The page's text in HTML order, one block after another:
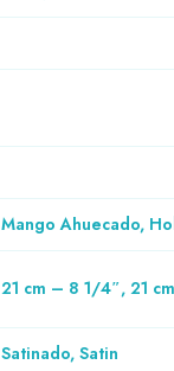
Mango Ahuecado,
21 cm – 8 1/4″, 21
Satinado, Satin